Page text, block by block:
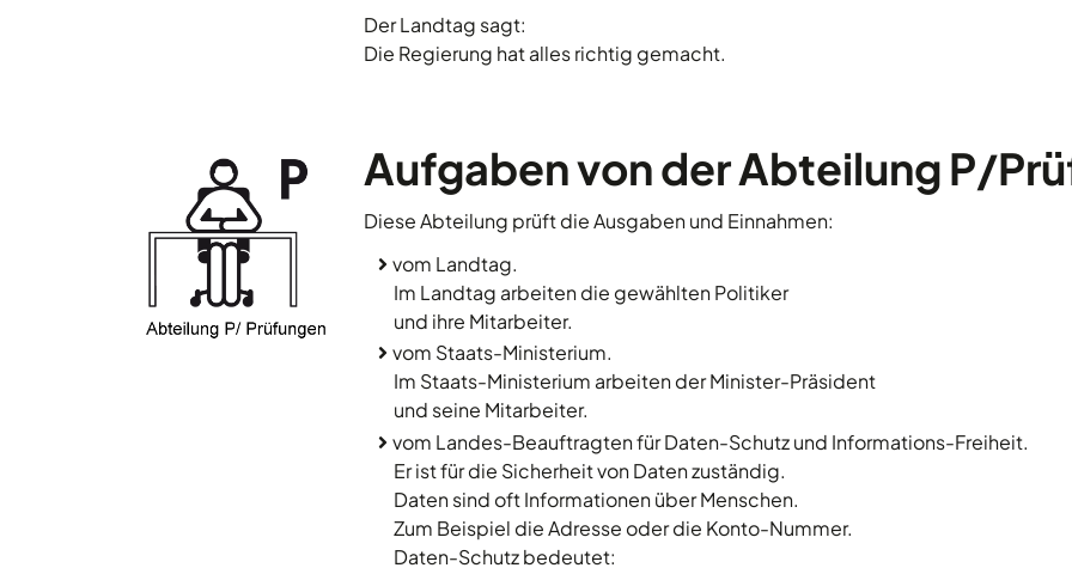
Der Landtag sagt:
Die Regierung hat alles richtig gemacht.
Aufgaben von der Abteilung P/
Diese Abteilung prüft die Ausgaben und Einnahmen:
vom Landtag.
Im Landtag arbeiten die gewählten Politiker
und ihre Mitarbeiter.
vom Staats-Ministerium.
Im Staats-Ministerium arbeiten der Minister-Präsident
und seine Mitarbeiter.
vom Landes-Beauftragten für Daten-Schutz und Informations-Freiheit.
Er ist für die Sicherheit von Daten zuständig.
Daten sind oft Informationen über Menschen.
Zum Beispiel die Adresse oder die Konto-Nummer.
Daten-Schutz bedeutet: